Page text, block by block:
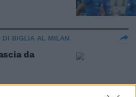
DI BIGLIA AL MILAN
da